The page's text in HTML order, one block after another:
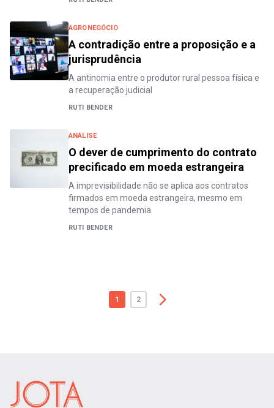
AGRONEGÓCIO
A contradição entre a proposição e a
jurisprudência
A antinomia entre o produtor rural pessoa física e
a recuperação judicial
RUTI BENDER
ANÁLISE
O dever de cumprimento do contrato
precificado em moeda estrangeira
A imprevisibilidade não se aplica aos contratos
firmados em moeda estrangeira, mesmo em
tempos de pandemia
RUTI BENDER
1 2